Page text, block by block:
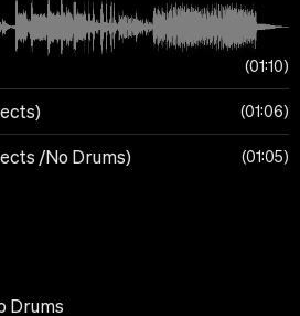
01:10
01:06
/No Drums) 01:05
Drums